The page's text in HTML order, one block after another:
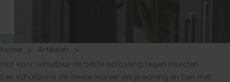
Home
Artikelen
Hor voor schuifpui: de beste oplossing tegen insecten
Een schuifpui is dé ideale manier om je woning en tuin met